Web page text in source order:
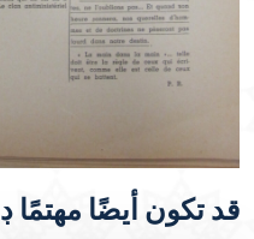
قد تكون أيضًا مهتمًا ڊ